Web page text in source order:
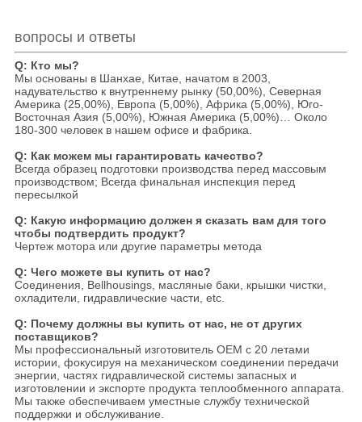
вопросы и ответы
Q: Кто мы?
Мы основаны в Шанхае, Китае, начатом в 2003,
надувательство к внутреннему рынку (50,00%), Северная
Америка (25,00%), Европа (5,00%), Африка (5,00%), Юго-
Восточная Азия (5,00%), Южная Америка (5,00%)… Около
180-300 человек в нашем офисе и фабрика.
Q: Как можем мы гарантировать качество?
Всегда образец подготовки производства перед массовым
производством; Всегда финальная инспекция перед
пересылкой
Q: Какую информацию должен я сказать вам для того
чтобы подтвердить продукт?
Чертеж мотора или другие параметры метода
Q: Чего можете вы купить от нас?
Соединения, Bellhousings, масляные баки, крышки чистки,
охладители, гидравлические части, etc.
Q: Почему должны вы купить от нас, не от других
поставщиков?
Мы профессиональный изготовитель OEM с 20 летами
истории, фокусируя на механическом соединении передачи
энергии, частях гидравлической системы запасных и
изготовлении и экспорте продукта теплообменного аппарата.
Мы также обеспечиваем уместные службу технической
поддержки и обслуживание.